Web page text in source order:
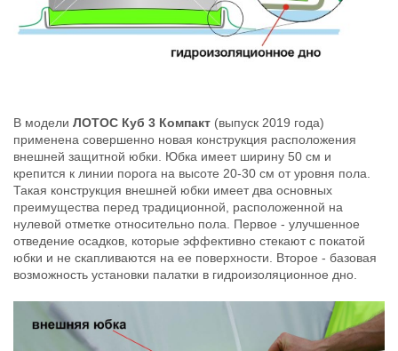
В модели ЛОТОС Куб 3 Компакт (выпуск 2019 года)
применена совершенно новая конструкция расположения
внешней защитной юбки. Юбка имеет ширину 50 см и
крепится к линии порога на высоте 20-30 см от уровня пола.
Такая конструкция внешней юбки имеет два основных
преимущества перед традиционной, расположенной на
нулевой отметке относительно пола. Первое - улучшенное
отведение осадков, которые эффективно стекают с покатой
юбки и не скапливаются на ее поверхности. Второе - базовая
возможность установки палатки в гидроизоляционное дно.